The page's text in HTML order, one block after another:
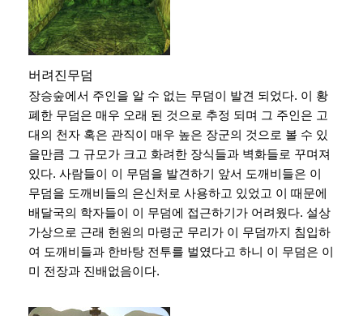
버려진무덤
장승숲에서 주인을 알 수 없는 무덤이 발견 되었다. 이 황
폐한 무덤은 매우 오래 된 것으로 추정 되며 그 주인은 고
대의 천자 혹은 관직이 매우 높은 장군의 것으로 볼 수 있
을만큼 그 규모가 크고 화려한 장식들과 벽화들로 꾸며져
있다. 사람들이 이 무덤을 발견하기 앞서 도깨비들은 이
무덤을 도깨비들의 은신처로 사용하고 있었고 이 때문에
배달국의 학자들이 이 무덤에 접근하기가 어려웠다. 설상
가상으로 근래 헌원의 마령군 무리가 이 무덤까지 침입하
여 도깨비들과 한바탕 전투를 벌였다고 하니 이 무덤은 이
미 전장과 진배없음이다.